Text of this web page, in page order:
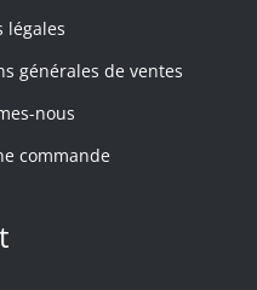
légales
générales de ventes
nous
commande